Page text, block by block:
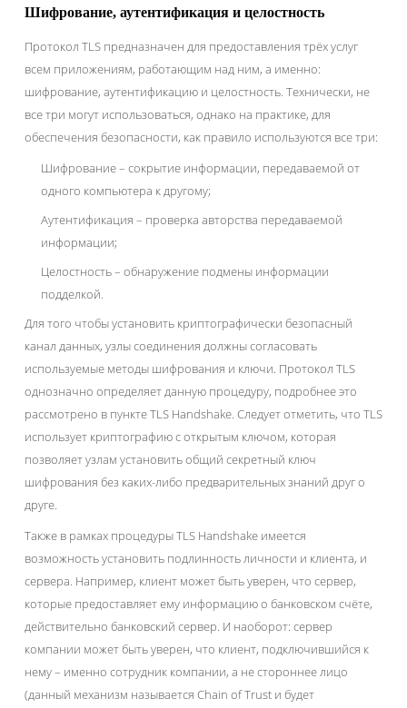
Шифрование, аутентификация и целостность
Протокол TLS предназначен для предоставления трёх услуг
всем приложениям, работающим над ним, а именно:
шифрование, аутентификацию и целостность. Технически, не
все три могут использоваться, однако на практике, для
обеспечения безопасности, как правило используются все три:
Шифрование – сокрытие информации, передаваемой от
одного компьютера к другому;
Аутентификация – проверка авторства передаваемой
информации;
Целостность – обнаружение подмены информации
подделкой.
Для того чтобы установить криптографически безопасный
канал данных, узлы соединения должны согласовать
используемые методы шифрования и ключи. Протокол TLS
однозначно определяет данную процедуру, подробнее это
рассмотрено в пункте TLS Handshake. Следует отметить, что TLS
использует криптографию с открытым ключом, которая
позволяет узлам установить общий секретный ключ
шифрования без каких-либо предварительных знаний друг о
друге.
Также в рамках процедуры TLS Handshake имеется
возможность установить подлинность личности и клиента, и
сервера. Например, клиент может быть уверен, что сервер,
которые предоставляет ему информацию о банковском счёте,
действительно банковский сервер. И наоборот: сервер
компании может быть уверен, что клиент, подключившийся к
нему – именно сотрудник компании, а не стороннее лицо
(данный механизм называется Chain of Trust и будет